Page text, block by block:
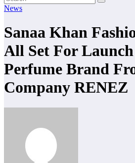
News
Sanaa Khan
All Set For
Perfume Brand
Company RENEZ